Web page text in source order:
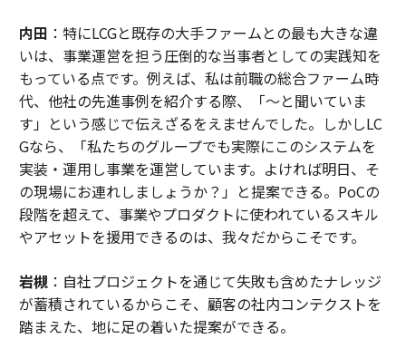
内田 ：特にLCGと既存の大手ファームとの最も大きな違
いは、事業運営を担う圧倒的な当事者としての実践知を
もっている点です。例えば、私は前職の総合ファーム時
代、他社の先進事例を紹介する際、「〜と聞いていま
す」という感じで伝えざるをえませんでした。しかしLC
Gなら、「私たちのグループでも実際にこのシステムを
実装・運用し事業を運営しています。よければ明日、そ
の現場にお連れしましょうか？」と提案できる。PoCの
段階を超えて、事業やプロダクトに使われているスキル
やアセットを援用できるのは、我々だからこそです。
岩槻：自社プロジェクトを通じて失敗も含めたナレッジ
が蓄積されているからこそ、顧客の社内コンテクストを
踏まえた、地に足の着いた提案ができる。